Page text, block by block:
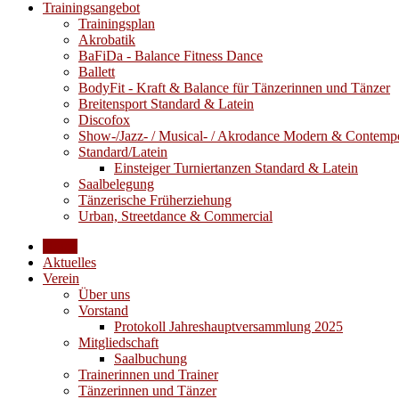
Trainingsangebot
Trainingsplan
Akrobatik
BaFiDa - Balance Fitness Dance
Ballett
BodyFit - Kraft & Balance für Tänzerinnen und Tänzer
Breitensport Standard & Latein
Discofox
Show-/Jazz- / Musical- / Akrodance Modern &
Standard/Latein
Einsteiger Turniertanzen Standard & Latein
Saalbelegung
Tänzerische Früherziehung
Urban, Streetdance & Commercial
Aktuelles
Verein
Über uns
Vorstand
Protokoll Jahreshauptversammlung 2025
Mitgliedschaft
Saalbuchung
Trainerinnen und Trainer
Tänzerinnen und Tänzer